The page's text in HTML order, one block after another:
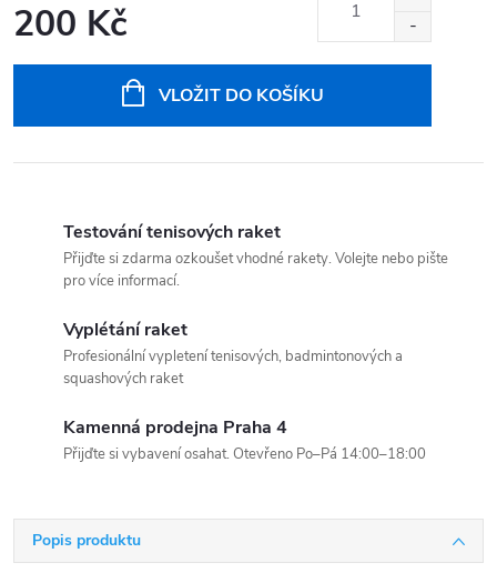
200 Kč
VLOŽIT DO KOŠÍKU
Testování tenisových raket
Přijďte si zdarma ozkoušet vhodné rakety. Volejte nebo pište
pro více informací.
Vyplétání raket
Profesionální vypletení tenisových, badmintonových a
squashových raket
Kamenná prodejna Praha 4
Přijďte si vybavení osahat. Otevřeno Po–Pá 14:00–18:00
Popis produktu